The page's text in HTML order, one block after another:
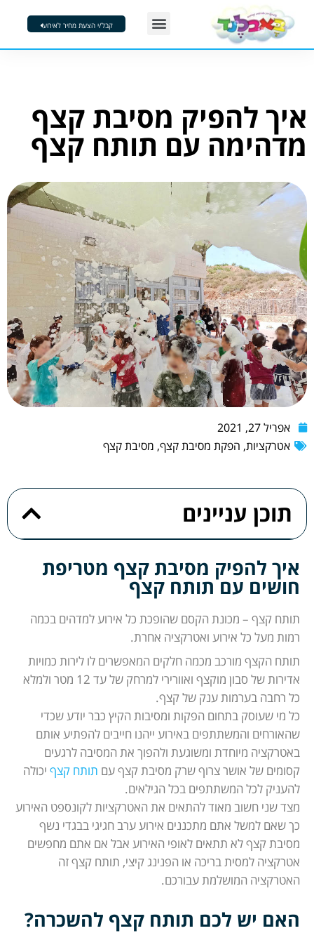
לתוכן
Menu קבל/י הצעת מחיר לאירוע
איך להפיק מסיבת קצף
מדהימה עם תותח קצף
אפריל 27, 2021
אטרקציות, הפקת מסיבת קצף, מסיבת קצף
תוכן עניינים
איך להפיק מסיבת קצף מטריפת
חושים עם תותח קצף
תותח קצף – מכונת הקסם שהופכת כל אירוע למדהים בכמה
רמות מעל כל אירוע ואטרקציה אחרת.
תותח הקצף מורכב מכמה חלקים המאפשרים לו לירות כמויות
אדירות של סבון מוקצף ואוורירי למרחק של עד 12 מטר ולמלא
כל רחבה בערמות ענק של קצף.
כל מי שעוסק בתחום הפקות ומסיבות הקיץ כבר יודע שכדי
שהאורחים והמשתתפים באירוע ייהנו חייבים להפתיע אותם
באטרקציה מיוחדת ומשוגעת ולהפוך את המסיבה לרגעים
קסומים של אושר צרוף שרק מסיבת קצף עם תותח קצף יכולה
להעניק לכל המשתתפים בכל הגילאים.
מצד שני חשוב מאוד להתאים את האטרקציות לקונספט האירוע
כך שאם למשל אתם מתכננים אירוע ערב חגיגי בבגדי נשף
מסיבת קצף לא תתאים לאופי האירוע אבל אם אתם מחפשים
אטרקציה למסית בריכה או הפנינג קיצי, תותח קצף זה
האטרקציה המושלמת עבורכם.
האם יש לכם תותח קצף להשכרה?